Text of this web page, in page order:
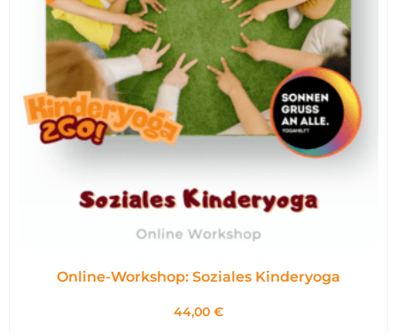
Online-Workshop: Soziales Kinderyoga
44,00 €